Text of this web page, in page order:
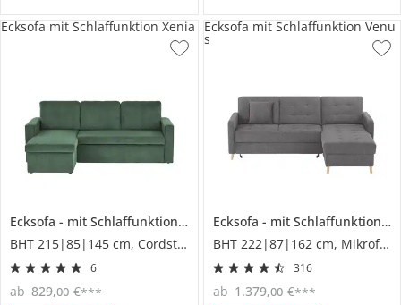
Ecksofa mit Schlaffunktion
Xenia
BHT 215|85|145 cm, Cordstoff
6
ab 829,00 €***
Ecksofa mit Schlaffunktion Xenia
Ecksofa mit Schlaffunktion
BHT 222|87|162 cm, Mikrofaser
316
ab 1.379,00 €***
Ecksofa mit Schlaffunktion Venu
s